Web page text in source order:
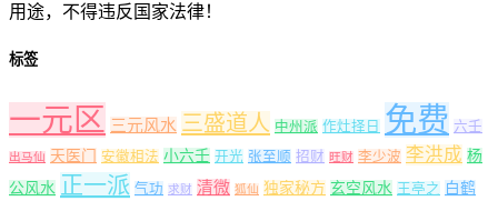
用途，不得违反国家法律！
标签
一元区 三元风水 三盛道人 中州派 作灶择日 免费 六壬
出马仙 天医门 安徽相法 小六壬 开光 张至顺 招财 旺财 李少波 李洪成 杨
公风水 正一派 气功 求财 清微 狐仙 独家秘方 玄空风水 王亭之 白鹤